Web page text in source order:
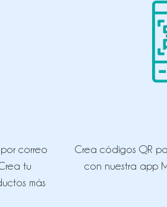
correo
tu
más
Crea códigos QR
con nuestra app